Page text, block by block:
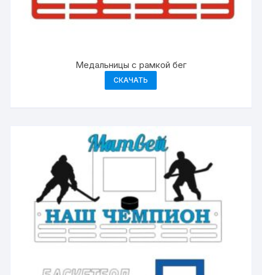
Медальницы с рамкой бег
СКАЧАТЬ